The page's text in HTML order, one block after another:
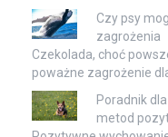
Czy psy
zagrożenia
Czekolada, choć
poważne zagrożenie dla
Poradnik
metod